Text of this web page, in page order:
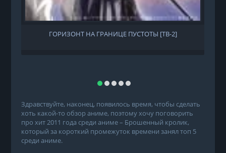
ГОРИЗОНТ НА ГРАНИЦЕ ПУСТОТЫ [ТВ-2]
Здравствуйте, наконец, появилось время, чтобы сделать
хоть какой-то обзор аниме, поэтому хочу поговорить
про хит 2011 года среди аниме – Брошенный кролик,
который за короткий промежуток времени занял топ 5
среди аниме.